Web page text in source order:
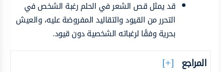
قد يمثل قص الشعر في الحلم رغبة الشخص في
التحرر من القيود والتقاليد المفروضة عليه، والعيش
بحرية وفقًا لرغباته الشخصية دون قيود.
المراجع